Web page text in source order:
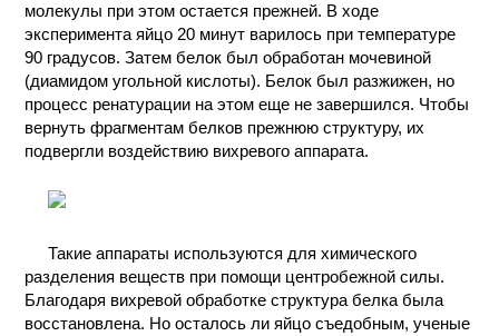
ХИМИЯ НА
ПРОИЗВОДСТВЕ
И ХИМИЧЕСКАЯ
ТЕХНОЛОГИЯ
КОНТАКТЫ
молекулы при этом остается прежней. В ходе
эксперимента яйцо 20 минут варилось при температуре
90 градусов. Затем белок был обработан мочевиной
(диамидом угольной кислоты). Белок был разжижен, но
процесс ренатурации на этом еще не завершился. Чтобы
вернуть фрагментам белков прежнюю структуру, их
подвергли воздействию вихревого аппарата.
Такие аппараты используются для химического
разделения веществ при помощи центробежной силы.
Благодаря вихревой обработке структура белка была
восстановлена. Но осталось ли яйцо съедобным, ученые